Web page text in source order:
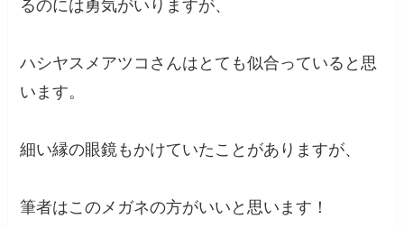
るのには勇気がいりますが、
ハシヤスメアツコさんはとても似合っていると思
います。
細い縁の眼鏡もかけていたことがありますが、
筆者はこのメガネの方がいいと思います！